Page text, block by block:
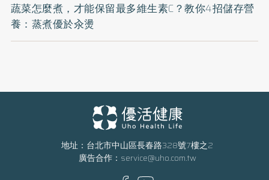
蔬菜怎麼煮，才能保留最多維生素C？教你4招儲存營
養：蒸煮優於汆燙
地址：台北市中山區長春路328號7樓之2
廣告合作： service@uho.com.tw